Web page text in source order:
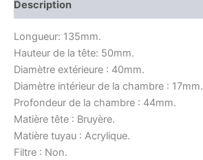
Description
Longueur: 135mm.
Hauteur de la tête: 50mm.
Diamètre extérieure : 40mm.
Diamètre intérieur de la chambre : 17mm.
Profondeur de la chambre : 44mm.
Matière tête : Bruyère.
Matière tuyau : Acrylique.
Filtre : Non.